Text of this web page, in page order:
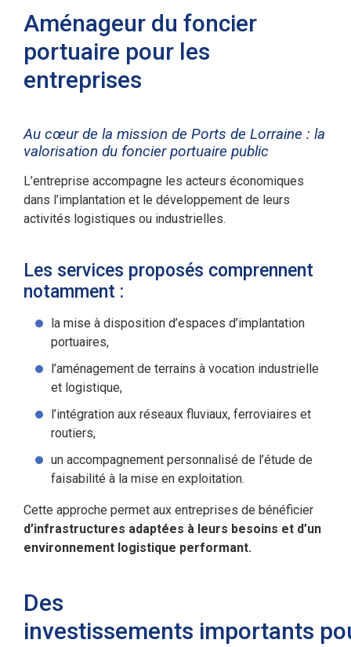
Aménageur du foncier
portuaire pour les
entreprises
Au cœur de la mission de Ports de Lorraine : la
valorisation du foncier portuaire public
L’entreprise accompagne les acteurs économiques
dans l’implantation et le développement de leurs
activités logistiques ou industrielles.
Les services proposés comprennent
notamment :
la mise à disposition d’espaces d’implantation
portuaires,
l’aménagement de terrains à vocation industrielle
et logistique,
l’intégration aux réseaux fluviaux, ferroviaires et
routiers,
un accompagnement personnalisé de l’étude de
faisabilité à la mise en exploitation.
Cette approche permet aux entreprises de bénéficier
d’infrastructures adaptées à leurs besoins et d’un
environnement logistique performant.
Des
investissements importants